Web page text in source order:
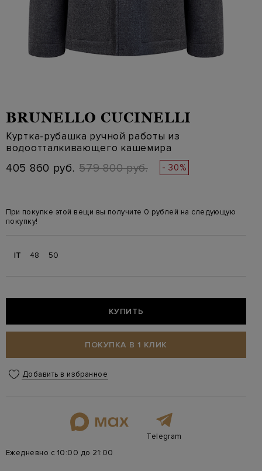
BRUNELLO CUCINELLI
Куртка-рубашка ручной работы из
водоотталкивающего кашемира
405 860 руб. 579 800 руб. - 30%
При покупке этой вещи вы получите 0 рублей на следующую
покупку!
IT 48 50
КУПИТЬ
ПОКУПКА В 1 КЛИК
Добавить в избранное
Telegram
Ежедневно с 10:00 до 21:00